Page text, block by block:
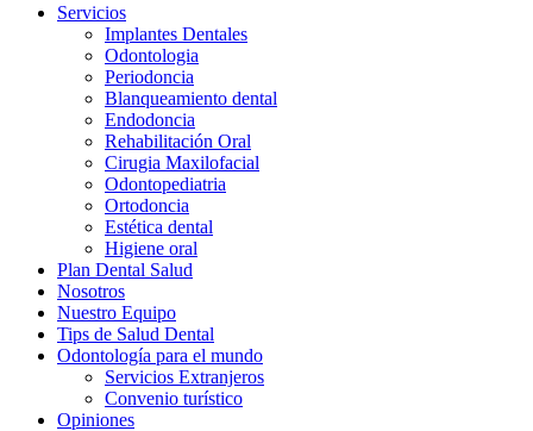
Servicios
Implantes Dentales
Odontologia
Periodoncia
Blanqueamiento dental
Endodoncia
Rehabilitación Oral
Cirugia Maxilofacial
Odontopediatria
Ortodoncia
Estética dental
Higiene oral
Plan Dental Salud
Nosotros
Nuestro Equipo
Tips de Salud Dental
Odontología para el mundo
Servicios Extranjeros
Convenio turístico
Opiniones